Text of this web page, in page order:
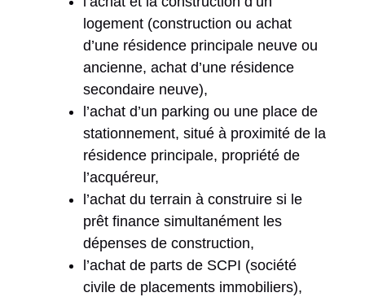
logement (construction ou achat
d’une résidence principale neuve ou
ancienne, achat d’une résidence
secondaire neuve),
l’achat d’un parking ou une place de
stationnement, situé à proximité de la
résidence principale, propriété de
l’acquéreur,
l’achat du terrain à construire si le
prêt finance simultanément les
dépenses de construction,
l’achat de parts de SCPI (société
civile de placements immobiliers),